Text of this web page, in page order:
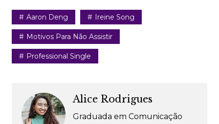
Aaron Deng Ireine Song
Motivos Para Não Assistir
Professional Single
Alice Rodrigues
Graduada em Comunicação